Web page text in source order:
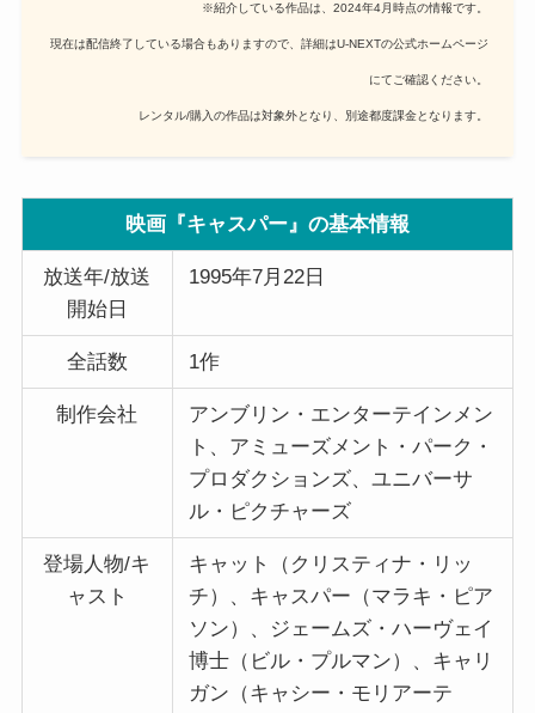
※紹介している作品は、2024年4月時点の情報です。
現在は配信終了している場合もありますので、詳細はU-NEXTの公式ホームページ
にてご確認ください。
レンタル/購入の作品は対象外となり、別途都度課金となります。
映画『キャスパー』の基本情報
放送年/放送
開始日
1995年7月22日
全話数 1作
制作会社
アンブリン・エンターテインメン
ト、アミューズメント・パーク・
プロダクションズ、ユニバーサ
ル・ピクチャーズ
登場人物/キ
ャスト
キャット（クリスティナ・リッ
チ）、キャスパー（マラキ・ピア
ソン）、ジェームズ・ハーヴェイ
博士（ビル・プルマン）、キャリ
ガン（キャシー・モリアーテ